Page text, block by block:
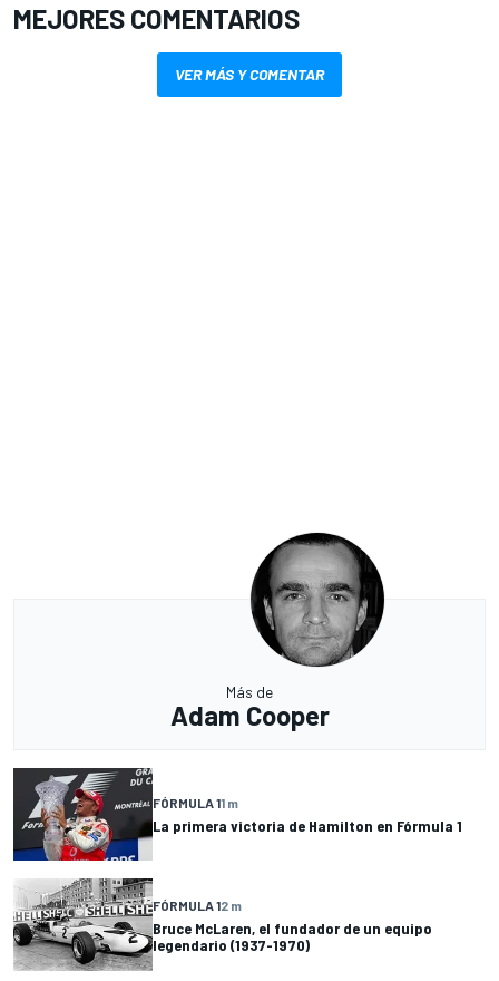
MEJORES COMENTARIOS
VER MÁS Y COMENTAR
Más de
Adam Cooper
FÓRMULA 11 m
La primera victoria de Hamilton en Fórmula 1
FÓRMULA 12 m
Bruce McLaren, el fundador de un equipo
legendario (1937-1970)